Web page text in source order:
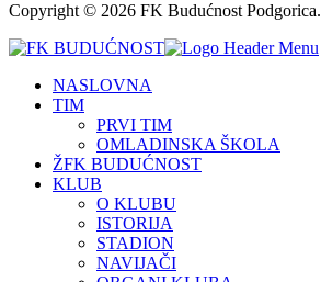
Copyright © 2026 FK Budućnost Podgorica.
NASLOVNA
TIM
PRVI TIM
OMLADINSKA ŠKOLA
ŽFK BUDUĆNOST
KLUB
O KLUBU
ISTORIJA
STADION
NAVIJAČI